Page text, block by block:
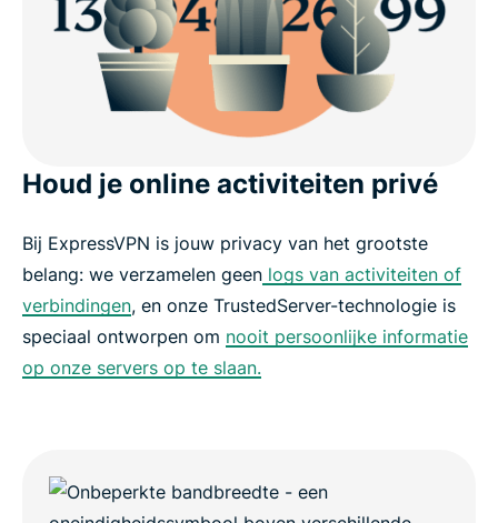
Houd je online activiteiten privé
Bij ExpressVPN is jouw privacy van het grootste
belang: we verzamelen geen logs van activiteiten of
verbindingen, en onze TrustedServer-technologie is
speciaal ontworpen om nooit persoonlijke informatie
op onze servers op te slaan.